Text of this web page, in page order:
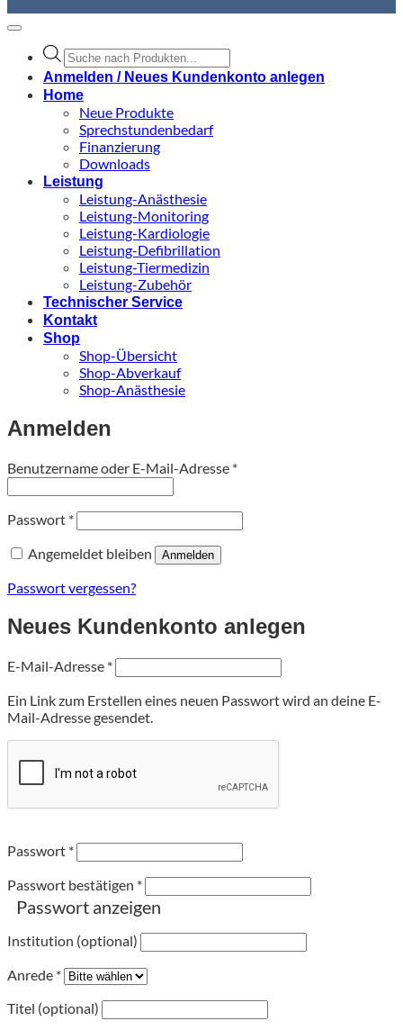
Products
search
Anmelden / Neues Kundenkonto anlegen
Home
Neue Produkte
Sprechstundenbedarf
Finanzierung
Downloads
Leistung
Leistung-Anästhesie
Leistung-Monitoring
Leistung-Kardiologie
Leistung-Defibrillation
Leistung-Tiermedizin
Leistung-Zubehör
Technischer Service
Kontakt
Shop
Shop-Übersicht
Shop-Abverkauf
Shop-Anästhesie
Anmelden
Benutzername oder E-Mail-Adresse *Erforderlich
Passwort *Erforderlich
Angemeldet bleiben Anmelden
Passwort vergessen?
Neues Kundenkonto anlegen
E-Mail-Adresse *Erforderlich
Ein Link zum Erstellen eines neuen Passwort wird an deine E-
Mail-Adresse gesendet.
Passwort *
Passwort bestätigen *
Passwort anzeigen
Institution (optional)
Anrede *
Titel (optional)